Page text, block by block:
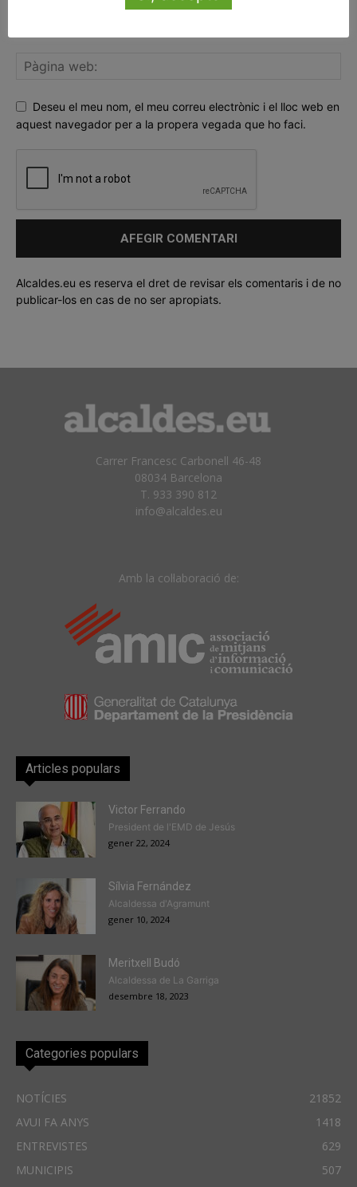
Deseu el meu nom, el meu correu electrònic i el lloc web en
aquest navegador per a la propera vegada que ho faci.
Alcaldes.eu es reserva el dret de revisar els comentaris i de no
publicar-los en cas de no ser apropiats.
Carrer Francesc Carbonell 46-48
08034 Barcelona
T. 933 390 812
info@alcaldes.eu
Amb la col·laboració de:
Articles populars
Victor Ferrando
President de l'EMD de Jesús
gener 22, 2024
Sílvia Fernández
Alcaldessa d'Agramunt
gener 10, 2024
Meritxell Budó
Alcaldessa de La Garriga
desembre 18, 2023
Categories populars
NOTÍCIES
21852
AVUI FA ANYS
1418
ENTREVISTES
629
MUNICIPIS
507